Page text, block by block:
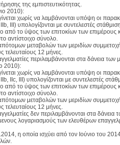
της εμπιστευτικότητας.
2010):
χωρίς να λαμβάνονται υπόψη οι
III) υπολογίζονται με συντελεστές
από το ύψος των επιτοκίων των
αντίστοιχο σύνολο.
μεταβολών των μεριδίων
τελευταίους 12 μήνες.
περιλαμβάνονται στα δάνεια των
2010):
χωρίς να λαμβάνονται υπόψη οι
IIc, III) υπολογίζονται με συντελεστές
από το ύψος των επιτοκίων των
αντίστοιχο σύνολο.
μεταβολών των μεριδίων
τελευταίους 12 μήνες.
δεν περιλαμβάνονται στα δάνεια
λογαριασμούς των ελευθέρων
η οποία ισχύει από τον Ιούνιο του